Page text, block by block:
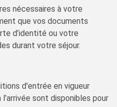
nécessaires à votre
que vos documents
d’identité ou votre
durant votre séjour.
d'entrée en vigueur
sont disponibles pour